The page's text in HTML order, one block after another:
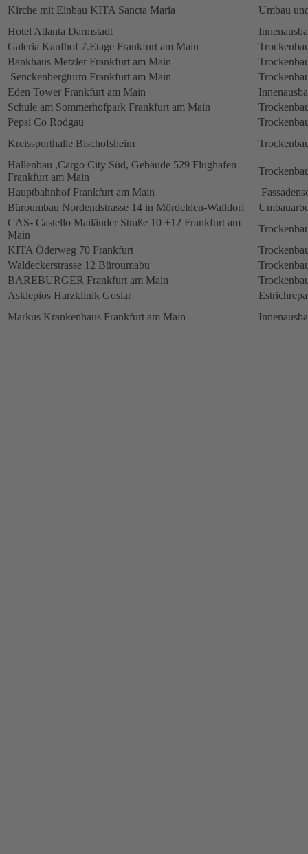
Kirche mit Einbau KITA Sancta Maria
Umbau
Hotel Atlanta Darmstadt
Galeria Kaufhof 7.Etage Frankfurt am Main
Bankhaus Metzler Frankfurt am Main
Senckenbergturm Frankfurt am Main
Eden Tower Frankfurt am Main
Schule am Sommerhofpark Frankfurt am Main
Pepsi Co Rodgau
Kreissporthalle Bischofsheim
Hallenbau ,Cargo City Süd, Gebäude 529 Flughafen
Frankfurt am Main
Hauptbahnhof Frankfurt am Main
Büroumbau Nordendstrasse 14 in Mördelden-Walldorf
CAS- Castello Mailänder Straße 10 +12 Frankfurt am
Main
KITA Öderweg 70 Frankfurt
Waldeckerstrasse 12 Büroumabu
BAREBURGER Frankfurt am Main
Asklepios Harzklinik Goslar
Markus Krankenhaus Frankfurt am Main